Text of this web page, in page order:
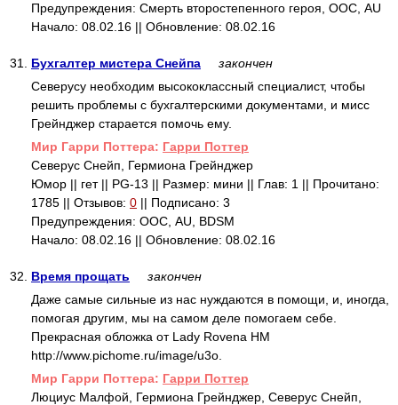
Предупреждения: Смерть второстепенного героя, ООС, AU
Начало: 08.02.16 || Обновление: 08.02.16
31. Бухгалтер мистера Снейпа
закончен
Северусу необходим высококлассный специалист, чтобы
решить проблемы с бухгалтерскими документами, и мисс
Грейнджер старается помочь ему.
Mир Гарри Поттера: Гарри Поттер
Северус Снейп, Гермиона Грейнджер
Юмор || гет || PG-13 || Размер: мини || Глав: 1 || Прочитано:
1785 || Отзывов: 0 || Подписано: 3
Предупреждения: ООС, AU, BDSM
Начало: 08.02.16 || Обновление: 08.02.16
32. Время прощать
закончен
Даже самые сильные из нас нуждаются в помощи, и, иногда,
помогая другим, мы на самом деле помогаем себе.
Прекрасная обложка от Lady Rovena HM
http://www.pichome.ru/image/u3o.
Mир Гарри Поттера: Гарри Поттер
Люциус Малфой, Гермиона Грейнджер, Северус Снейп,